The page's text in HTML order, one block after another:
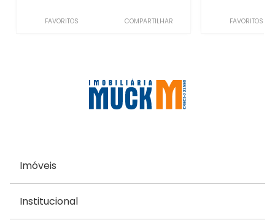
FAVORITOS COMPARTILHAR FAVORITOS
Imóveis
Institucional